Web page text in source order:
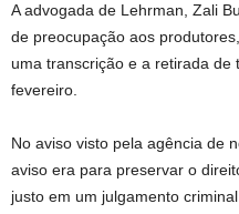
A advogada de Lehrman, Zali
de preocupação aos
uma transcrição e a retirada de
fevereiro.
No aviso visto pela agência de
aviso era para preservar o
justo em um julgamento